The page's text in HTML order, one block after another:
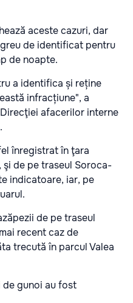
aceste cazuri, dar
de identificat pentru
de noapte.
a identifica și reține
infracțiune", a
afacerilor interne
înregistrat în ţara
şi de pe traseul Soroca-
indicatoare, iar, pe
de pe traseul
recent caz de
trecută în parcul Valea
de gunoi au fost